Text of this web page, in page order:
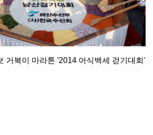
거북이 마라톤 '2014 어식백세 걷기대회'